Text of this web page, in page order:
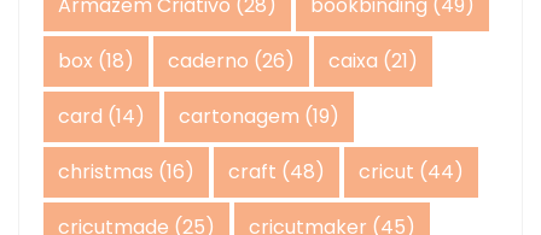
box (18) caderno (26) caixa (21)
card (14) cartonagem (19)
christmas (16) craft (48) cricut (44)
cricutmade (25) cricutmaker (45)